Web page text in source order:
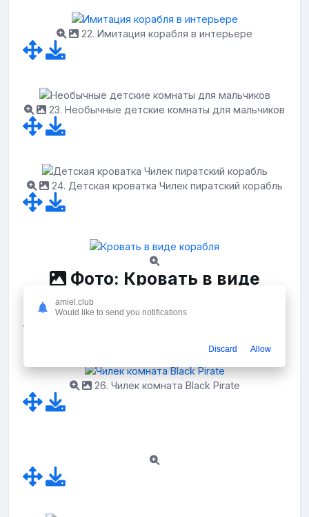
22. Имитация корабля в интерьере
23. Необычные детские комнаты для мальчиков
24. Детская кроватка Чилек пиратский корабль
Фото: Кровать в виде
26. Чилек комната Black Pirate
amiel.club
Would like to send you notifications
Discard Allow